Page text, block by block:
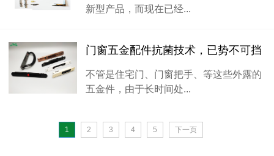
新型产品，而现在已经...
门窗五金配件抗菌技术，已势不可挡
不管是住宅门、门窗把手、等这些外露的
五金件，由于长时间处...
1 2 3 4 5 下一页